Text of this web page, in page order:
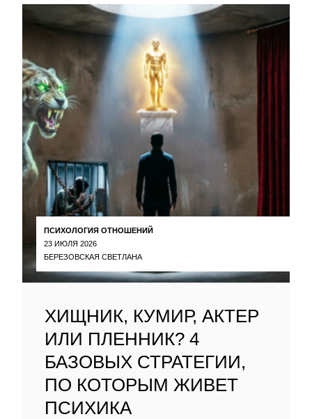
ПСИХОЛОГИЯ ОТНОШЕНИЙ
23 ИЮЛЯ 2026
БЕРЕЗОВСКАЯ СВЕТЛАНА
ХИЩНИК, КУМИР, АКТЕР
ИЛИ ПЛЕННИК? 4
БАЗОВЫХ СТРАТЕГИИ,
ПО КОТОРЫМ ЖИВЕТ
ПСИХИКА